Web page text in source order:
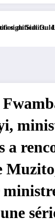
Ould Tah en
a